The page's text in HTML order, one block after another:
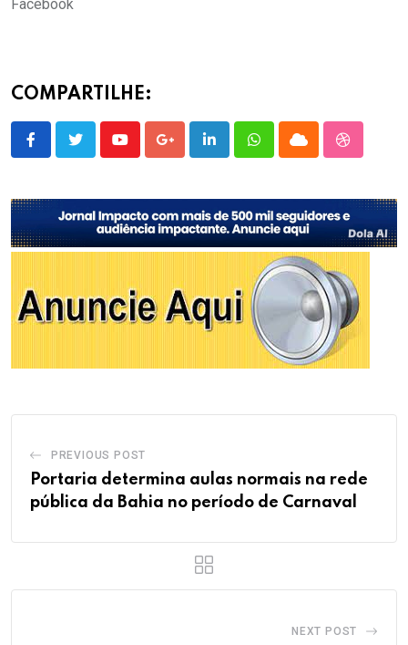
Facebook
COMPARTILHE:
YoutubeGoogle+LinkedInWhatsappCloud
PREVIOUS POST
Portaria determina aulas normais na rede
pública da Bahia no período de Carnaval
NEXT POST